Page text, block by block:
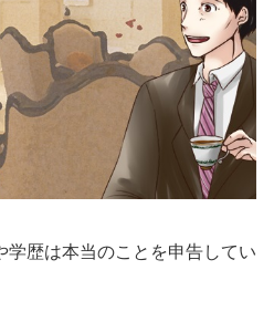
学歴は本当のことを申告してい